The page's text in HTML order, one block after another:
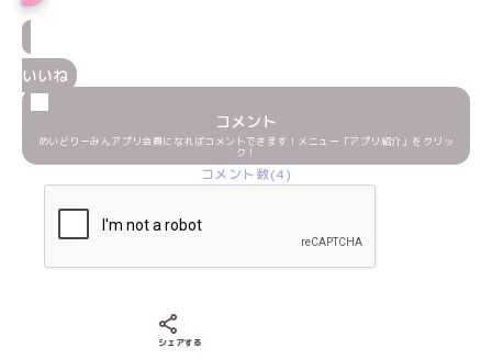
いいね
コメント
めいどりーみんアプリ会員になればコメントできます！メニュー「アプリ紹介」をクリッ
ク！
コメント数(4)
シェアする